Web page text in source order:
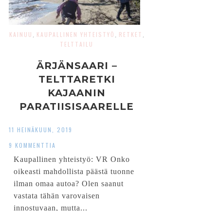
KAINUU KAUPALLINEN YHTEISTYÖ RETKET
TELTTAILU
ÄRJÄNSAARI –
TELTTARETKI
KAJAANIN
PARATIISISAARELLE
11 HEINÄKUUN, 2019
9 KOMMENTTIA
Kaupallinen yhteistyö: VR Onko
oikeasti mahdollista päästä tuonne
ilman omaa autoa? Olen saanut
vastata tähän varovaisen
innostuvaan, mutta...